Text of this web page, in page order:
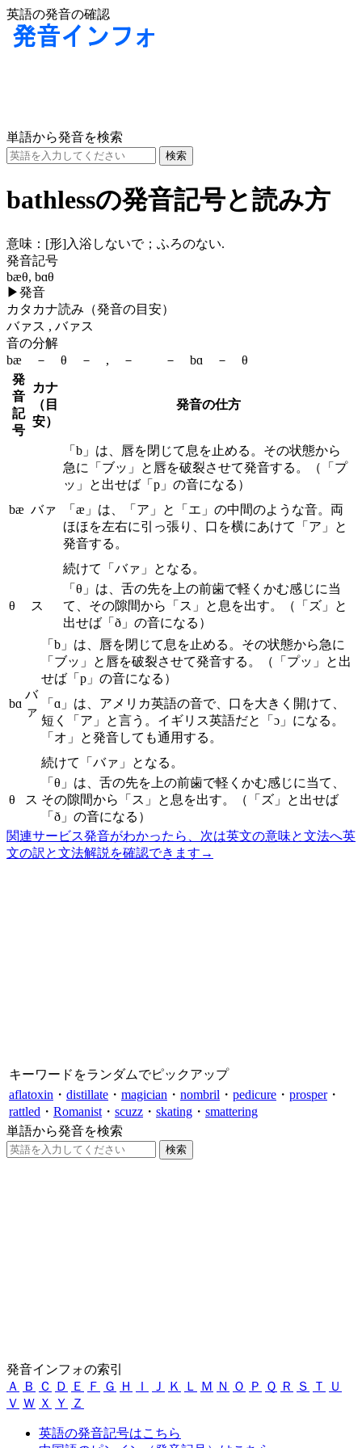
英語の発音の確認
単語から発音を検索
bathlessの発音記号と読み方
意味： [形]入浴しないで；ふろのない.
発音記号
bæθ, bɑθ
▶発音
カタカナ読み（発音の目安）
バァス , バァス
音の分解
bæ － θ － , － － bɑ － θ
発
音
記
号
カナ
（目
安）
発音の仕方
bæ バァ
「b」は、唇を閉じて息を止める。その状態から
急に「ブッ」と唇を破裂させて発音する。（「プ
ッ」と出せば「p」の音になる）
「æ」は、「ア」と「エ」の中間のような音。両
ほほを左右に引っ張り、口を横にあけて「ア」と
発音する。
続けて「バァ」となる。
θ ス
「θ」は、舌の先を上の前歯で軽くかむ感じに当
て、その隙間から「ス」と息を出す。（「ズ」と
出せば「ð」の音になる）
bɑ
バ
ァ
「b」は、唇を閉じて息を止める。その状態から急に
「ブッ」と唇を破裂させて発音する。（「プッ」と出
せば「p」の音になる）
「ɑ」は、アメリカ英語の音で、口を大きく開けて、
短く「ア」と言う。イギリス英語だと「ɔ」になる。
「オ」と発音しても通用する。
続けて「バァ」となる。
θ ス
「θ」は、舌の先を上の前歯で軽くかむ感じに当て、
その隙間から「ス」と息を出す。（「ズ」と出せば
「ð」の音になる）
関連サービス発音がわかったら、次は英文の意味と文法へ英
文の訳と文法解説を確認できます →
キーワードをランダムでピックアップ
aflatoxin ・ distillate ・ magician ・ nombril ・ pedicure ・ prosper・
rattled ・ Romanist ・ scuzz ・ skating ・ smattering
単語から発音を検索
発音インフォの索引
Ａ
Ｂ Ｃ Ｄ Ｅ Ｆ Ｇ Ｈ Ｉ Ｊ Ｋ Ｌ Ｍ Ｎ Ｏ Ｐ Ｑ Ｒ Ｓ Ｔ
Ｕ
Ｖ Ｗ Ｘ Ｙ Ｚ
英語の発音記号はこちら